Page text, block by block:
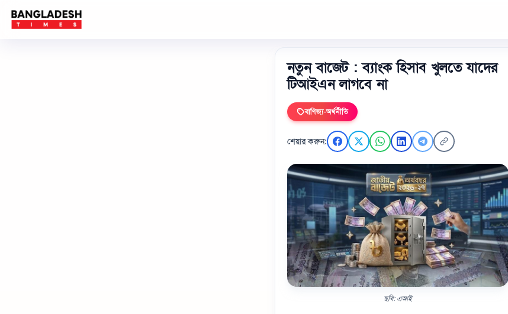
নতুন বাজেট : ব্যাংক হিসাব খুলতে যাদের
টিআইএন লাগবে না
বাণিজ্য-অর্থনীতি
শেয়ার করুন:
ছবি: এআই